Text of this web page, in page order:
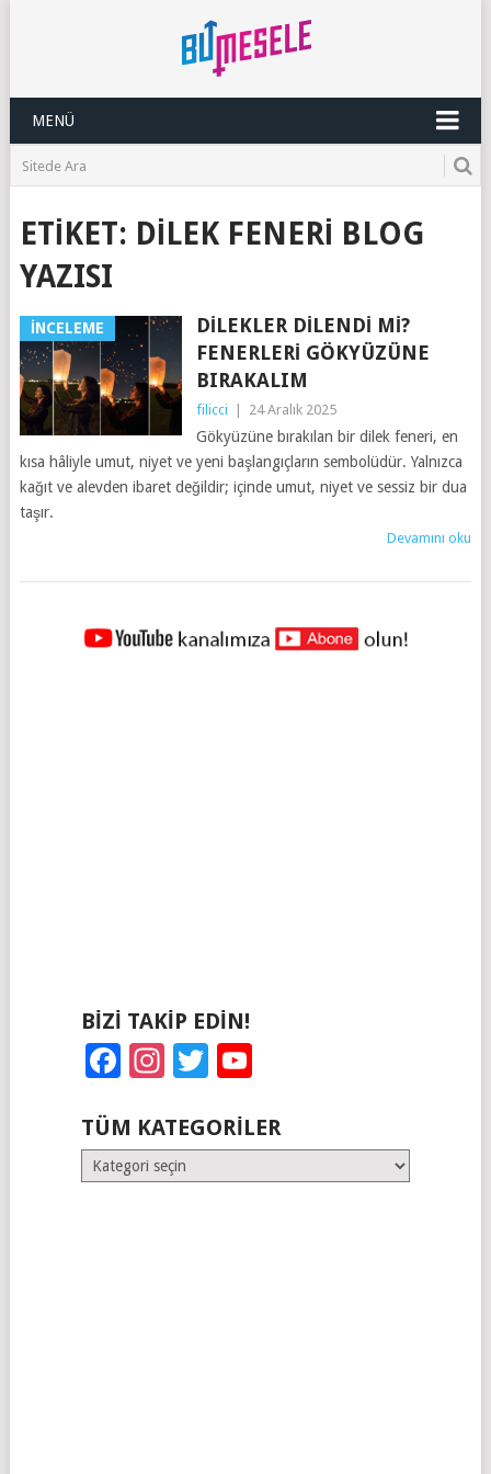
MENÜ
ETIKET: DILEK FENERI BLOG
YAZISI
İNCELEME
DILEKLER DILENDI MI?
FENERLERI GÖKYÜZÜNE
BIRAKALIM
filicci 24 Aralık 2025
Gökyüzüne bırakılan bir dilek feneri, en
kısa hâliyle umut, niyet ve yeni başlangıçların sembolüdür. Yalnızca
kağıt ve alevden ibaret değildir; içinde umut, niyet ve sessiz bir dua
taşır.
Devamını oku
YAZILAR
BIZI TAKIP EDIN!
Facebook
Instagram
Twitter
TÜM KATEGORILER
Tüm
Kategoriler